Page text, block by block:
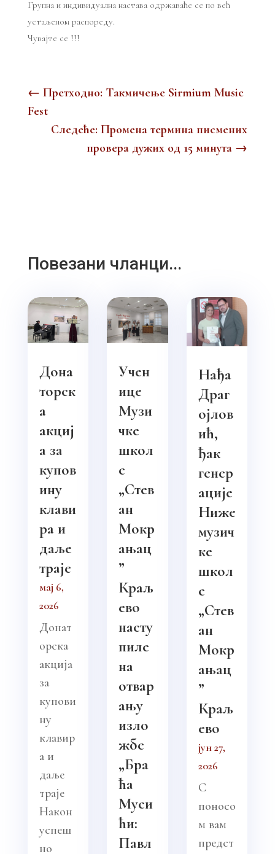
Групна и индивидуална настава одржаваће се по већ
устаљеном распореду.
Чувајте се !!!
← Претходно: Tакмичењe Sirmium Music
Fest
Следеће: Промена термина писмених
провера дужих од 15 минута →
Повезани чланци...
Дона
торск
а
акциј
а за
купов
ину
клави
ра и
даље
траје
мај 6,
2026
Донат
орска
акција
за
купови
ну
клавир
а и
даље
траје
Након
успеш
но
Учен
ице
Музи
чке
школ
е
„Стев
ан
Мокр
ањац
”
Краљ
ево
насту
пиле
на
отвар
ању
изло
жбе
„Бра
ћа
Муси
ћи:
Павл
Нађа
Драг
ојлов
ић,
ђак
генер
ације
Ниже
музич
ке
школ
е
„Стев
ан
Мокр
ањац
”
Краљ
ево
јун 27,
2026
С
поносо
м вам
предст